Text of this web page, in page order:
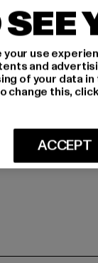
use
and
of your data
this,
ACCEPT